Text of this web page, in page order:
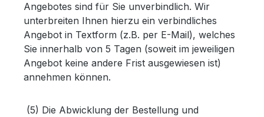
Angebotes sind für Sie unverbindlich. Wir
unterbreiten Ihnen hierzu ein verbindliches
Angebot in Textform (z.B. per E-Mail), welches
Sie innerhalb von 5 Tagen (soweit im jeweiligen
Angebot keine andere Frist ausgewiesen ist)
annehmen können.
(5) Die Abwicklung der Bestellung und